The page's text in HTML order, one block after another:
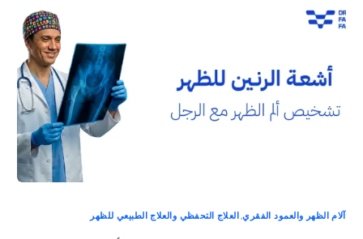
آلام الظهر والعمود الفقري,العلاج التحفظي والعلاج الطبيعي للظهر